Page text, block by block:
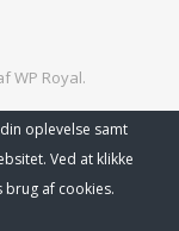
WP Royal.
oplevelse samt
Ved at klikke
af cookies.
Abonner